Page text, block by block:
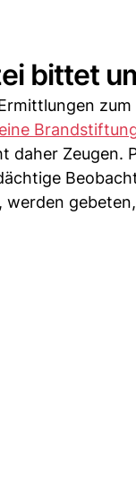
bittet
eine
daher Zeugen.